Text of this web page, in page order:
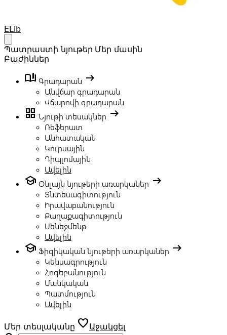
Your Company
ELib
Պատրաստի նյութեր Մեր մասին
Բաժիններ
book_ribbon Գրադարան arrow_right_alt
Անվճար գրադարան
Վճարովի գրադարան
grid_view Նյութի տեսակներ arrow_right_alt
Ռեֆերատ
Անհատական
Կուրսային
Դիպլոմային
Ավելին
school Օնլայն նյութերի առարկաներ arrow_right_alt
Տնտեսագիտություն
Իրավաբանություն
Քաղաքագիտություն
Մենեջմենթ
Ավելին
school Ֆիզիկական նյութերի առարկաներ arrow_right_alt
Կենսագրություն
Հոգեբանություն
Մանկական
Պատմություն
Ավելին
Մեր տեսլականը favoriteԱջակցել